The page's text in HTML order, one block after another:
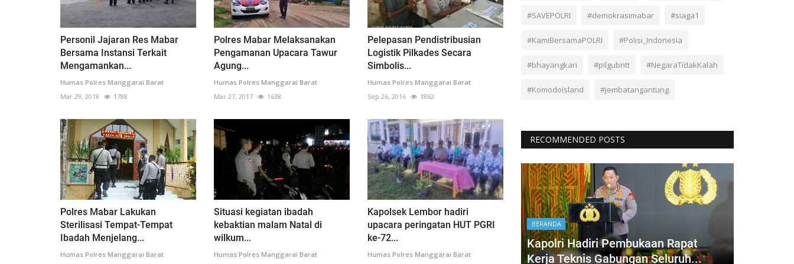
Personil Jajaran Res Mabar
Bersama Instansi Terkait
Mengamankan...
Humas Polres Manggarai Barat
Mar 29, 2018
1788
Polres Mabar Melaksanakan
Pengamanan Upacara Tawur
Agung...
Humas Polres Manggarai Barat
Mar 27, 2017
1638
Pelepasan Pendistribusian
Logistik Pilkades Secara
Simbolis...
Humas Polres Manggarai Barat
Sep 26, 2016
1862
Polres Mabar Lakukan
Sterilisasi Tempat-Tempat
Ibadah Menjelang...
Humas Polres Manggarai Barat
Situasi kegiatan ibadah
kebaktian malam Natal di
wilkum...
Humas Polres Manggarai Barat
Kapolsek Lembor hadiri
upacara peringatan HUT PGRI
ke-72...
Humas Polres Manggarai Barat
#SAVEPOLRI #demokrasimabar #siaga1
#KamiBersamaPOLRI #Polisi_Indonesia
#bhayangkari #pilgubntt #NegaraTidakKalah
#Komodoisland #jembatangantung
RECOMMENDED POSTS
BERANDA
Kapolri Hadiri Pembukaan Rapat
Kerja Teknis Gabungan Seluruh...